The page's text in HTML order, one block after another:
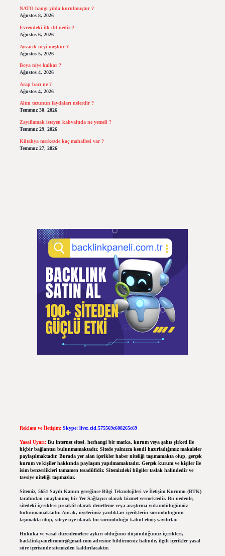
NATO hangi yılda kurulmuştur ?
Ağustos 8, 2026
Evrendeki ilk dil nedir ?
Ağustos 6, 2026
Ayvacık neyi meşhur ?
Ağustos 5, 2026
Boya niye kalkar ?
Ağustos 4, 2026
Arap bacı ne ?
Ağustos 4, 2026
Altın tozunun faydaları nelerdir ?
Temmuz 30, 2026
Zayıflamak isteyen kahvaltıda ne yemeli ?
Temmuz 29, 2026
Kütahya merkezde kaç mahallesi var ?
Temmuz 27, 2026
Reklam ve İletişim: Skype: live:.cid.575569c608265c69
Yasal Uyarı: Bu internet sitesi, herhangi bir marka, kurum veya şahıs şirketi ile
hiçbir bağlantısı bulunmamaktadır. Sitede yalnızca kendi hazırladığımız makaleler
paylaşılmaktadır. Burada yer alan içerikler haber niteliği taşımamakta olup, gerçek
kurum ve kişiler hakkında paylaşım yapılmamaktadır. Gerçek kurum ve kişiler ile
isim benzerlikleri tamamen tesadüfidir. Sitemizdeki bilgiler taslak halindedir ve
tavsiye niteliği taşımazlar.
Sitemiz, 5651 Sayılı Kanun gereğince Bilgi Teknolojileri ve İletişim Kurumu (BTK)
tarafından onaylanmış bir Yer Sağlayıcı olarak hizmet vermektedir. Bu nedenle,
sitedeki içerikleri proaktif olarak denetleme veya araştırma yükümlülüğümüz
bulunmamaktadır. Ancak, üyelerimiz yazdıkları içeriklerin sorumluluğunu
taşımakta olup, siteye üye olarak bu sorumluluğu kabul etmiş sayılırlar.
Hukuka ve yasal düzenlemelere aykırı olduğunu düşündüğünüz içerikleri,
backlinkpanelicomtr@gmail.comadresine bildirmeniz halinde, ilgili içerikler yasal
süre içerisinde sitemizden kaldırılacaktır.